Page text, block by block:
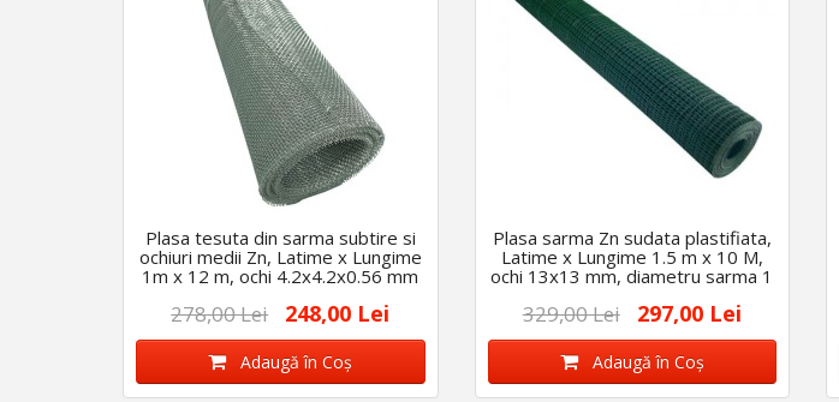
Plasa tesuta din sarma subtire si
ochiuri medii Zn, Latime x Lungime
1m x 12 m, ochi 4.2x4.2x0.56 mm
278,00 Lei 248,00 Lei
Adaugă în Coş
Plasa sarma Zn sudata plastifiata,
Latime x Lungime 1.5 m x 10 M,
ochi 13x13 mm, diametru sarma 1
329,00 Lei 297,00 Lei
Adaugă în Coş